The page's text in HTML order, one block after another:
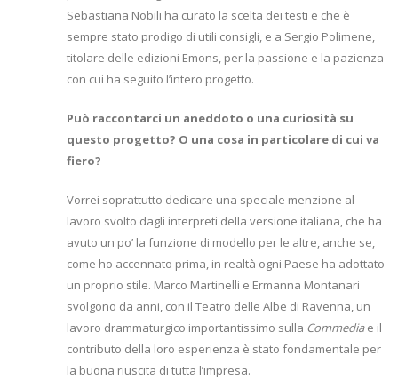
Sebastiana Nobili ha curato la scelta dei testi e che è
sempre stato prodigo di utili consigli, e a Sergio Polimene,
titolare delle edizioni Emons, per la passione e la pazienza
con cui ha seguito l’intero progetto.
Può raccontarci un aneddoto o una curiosità su
questo progetto? O una cosa in particolare di cui va
fiero?
Vorrei soprattutto dedicare una speciale menzione al
lavoro svolto dagli interpreti della versione italiana, che ha
avuto un po’ la funzione di modello per le altre, anche se,
come ho accennato prima, in realtà ogni Paese ha adottato
un proprio stile. Marco Martinelli e Ermanna Montanari
svolgono da anni, con il Teatro delle Albe di Ravenna, un
lavoro drammaturgico importantissimo sulla Commediae il
contributo della loro esperienza è stato fondamentale per
la buona riuscita di tutta l’impresa.